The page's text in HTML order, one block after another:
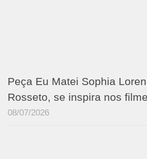
Peça Eu Matei Sophia
Rosseto, se inspira nos
08/07/2026